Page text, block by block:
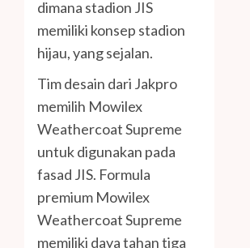
dimana stadion JIS
memiliki konsep stadion
hijau, yang sejalan.
Tim desain dari Jakpro
memilih Mowilex
Weathercoat Supreme
untuk digunakan pada
fasad JIS. Formula
premium Mowilex
Weathercoat Supreme
memiliki daya tahan tiga